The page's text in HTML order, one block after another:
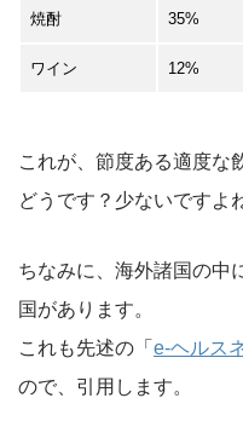
焼酎 35%
ワイン 12%
これが、節度ある適度な
どうです？少ないですよ
ちなみに、海外諸国の中
国があります。
これも先述の「 e-ヘルス
ので、引用します。